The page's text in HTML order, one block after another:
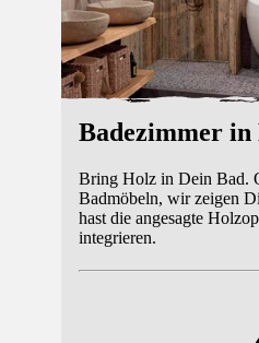
Badezimmer
Bring Holz in Dein Bad.
Badmöbeln, wir zeigen
hast die angesagte
integrieren.